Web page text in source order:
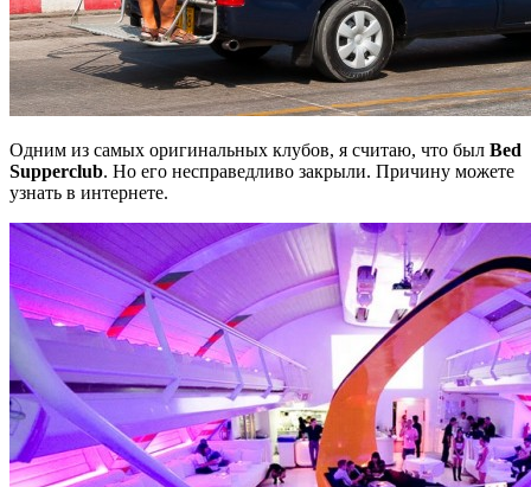
Одним из самых оригинальных клубов, я считаю, что был Bed
Supperclub. Но его несправедливо закрыли. Причину можете
узнать в интернете.